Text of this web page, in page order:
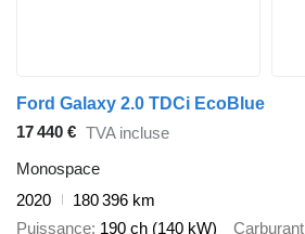
Ford Galaxy 2.0 TDCi EcoBlue
17 440 € TVA incluse
Monospace
2020
180 396 km
Puissance 190 ch (140 kW) Carburant